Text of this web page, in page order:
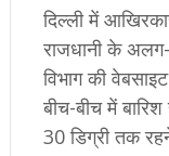
दिल्ली में
राजधानी के
विभाग की
बीच-बीच में
30 डिग्री तक